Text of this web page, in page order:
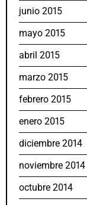
junio 2015
mayo 2015
abril 2015
marzo 2015
febrero 2015
enero 2015
diciembre 2014
noviembre 2014
octubre 2014